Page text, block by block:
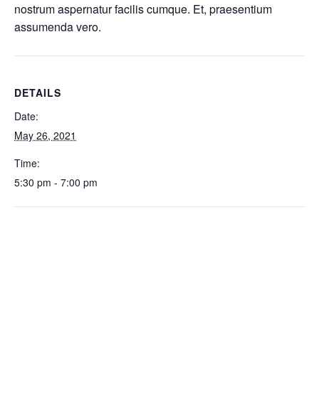
nostrum aspernatur facilis cumque. Et, praesentium
assumenda vero.
DETAILS
Date:
May 26, 2021
Time:
5:30 pm - 7:00 pm